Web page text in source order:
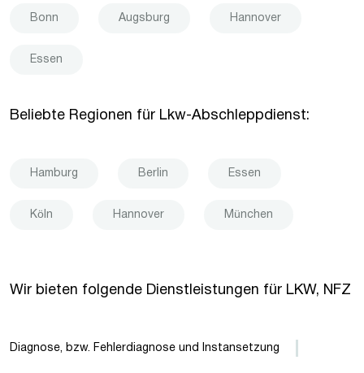
Bonn Augsburg Hannover
Essen
Beliebte Regionen für Lkw-Abschleppdienst:
Hamburg Berlin Essen
Köln Hannover München
Wir bieten folgende Dienstleistungen für LKW, NFZ
Diagnose, bzw. Fehlerdiagnose und Instansetzung